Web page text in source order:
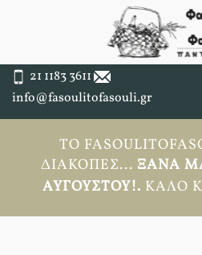
21 1183 3611
info@fasoulitofasouli.gr
ΤΟ
ΔΙΑΚΟΠΈΣ... ΞΑΝΆ
ΑΥΓΟΎΣΤΟΥ!. ΚΑΛΌ